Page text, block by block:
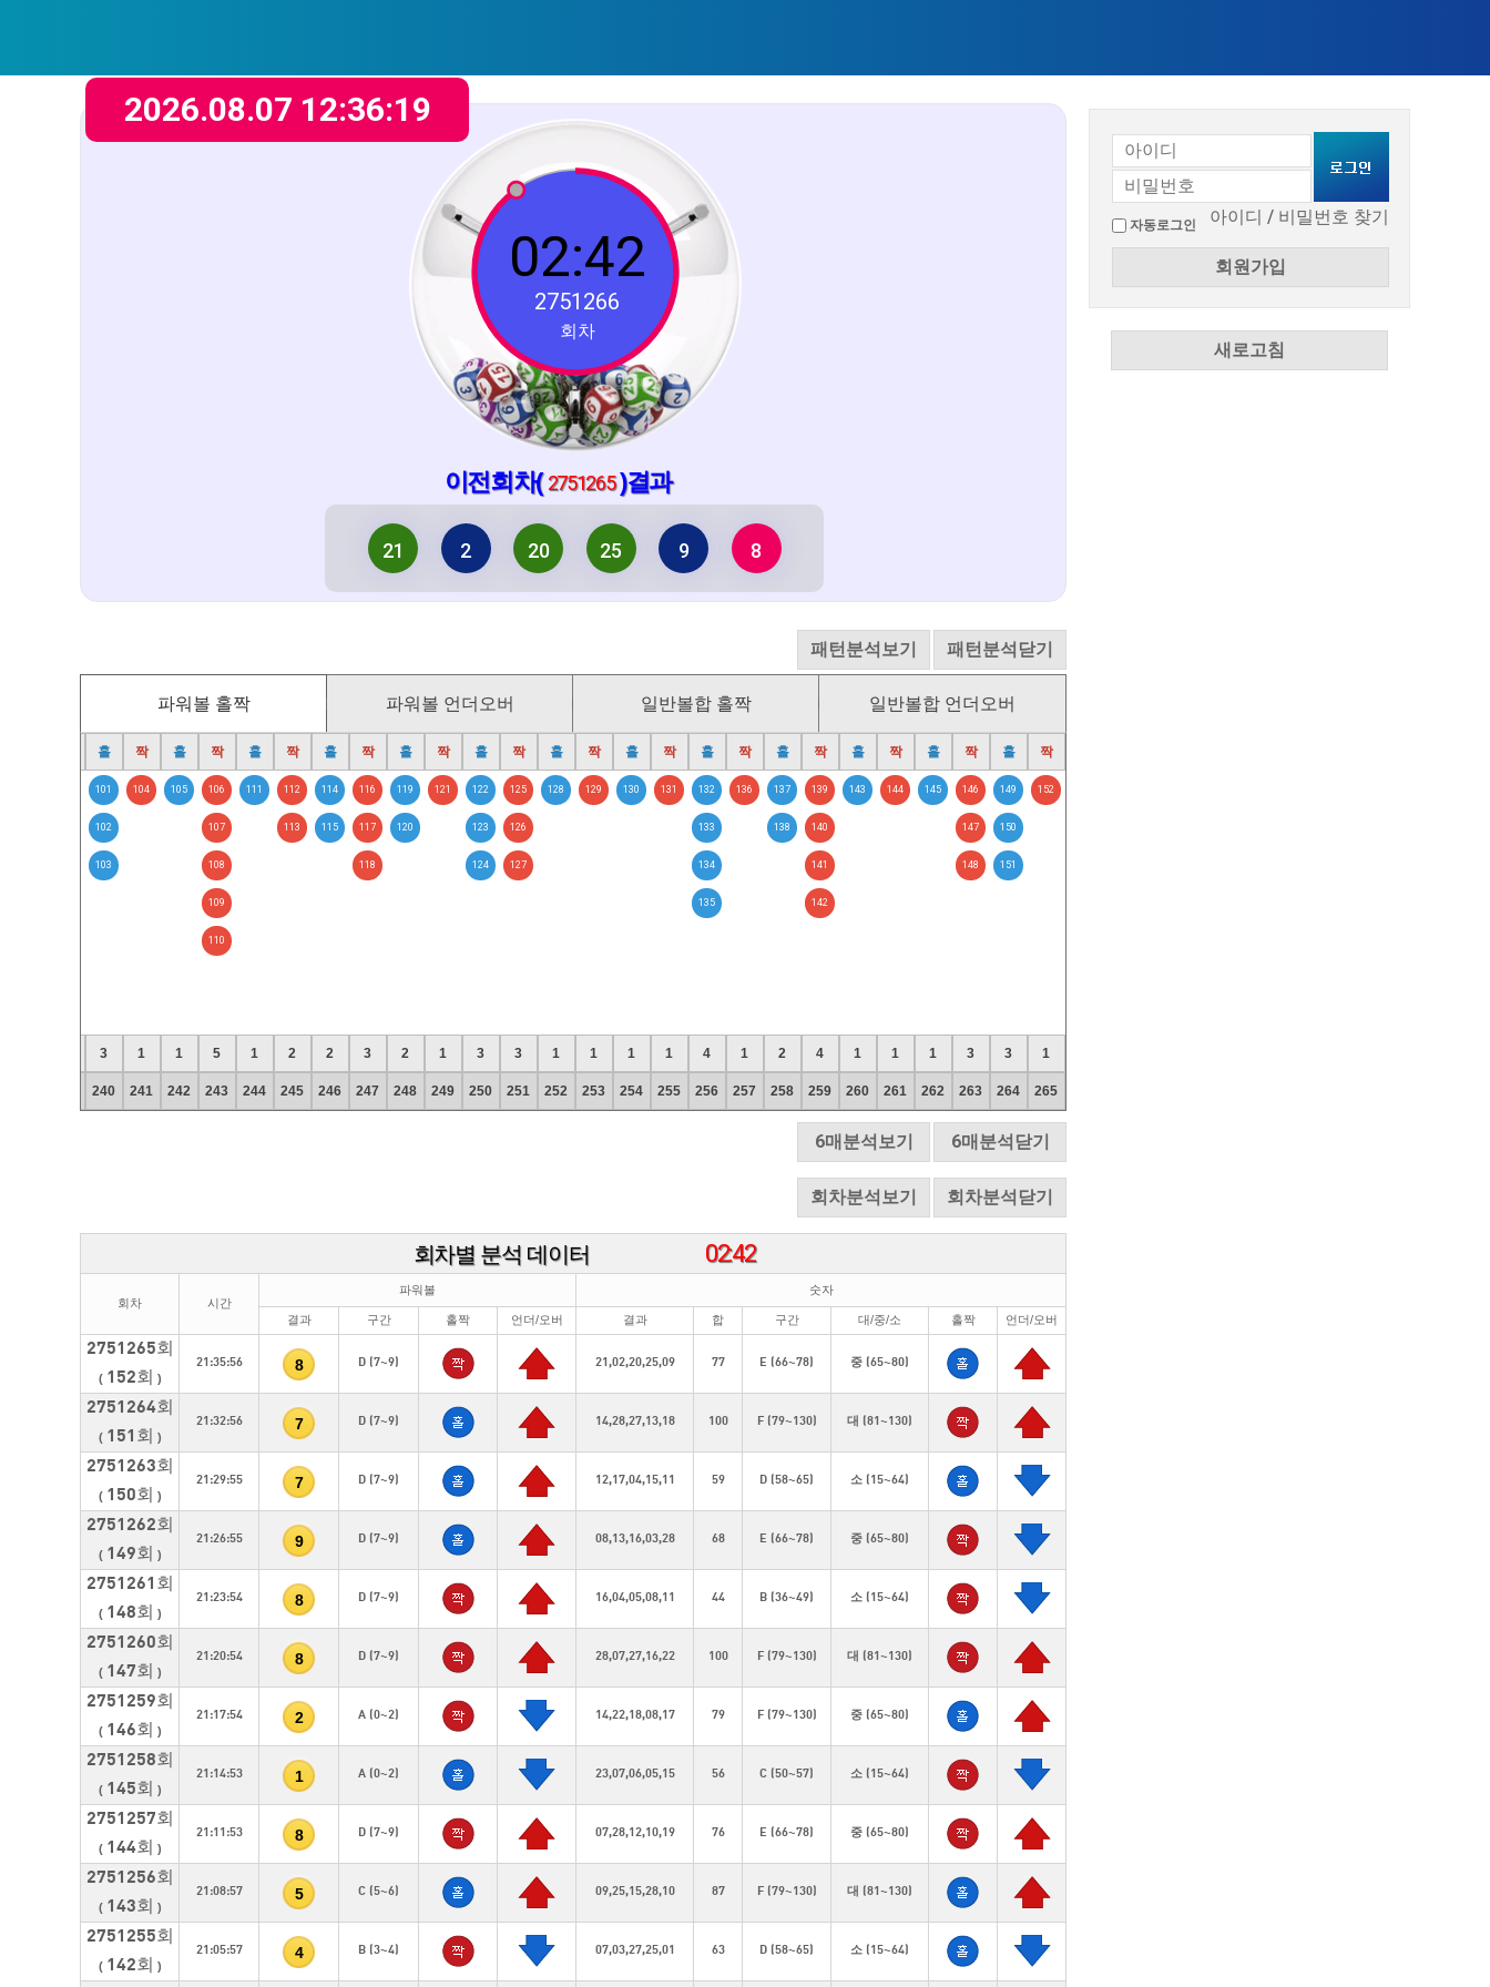
2026.08.07 12:36:19
02:42
2751266
회차
이전회차(2751265)결과
21 2 20 25 9 8
패턴분석보기 패턴분석닫기
파워볼 홀짝 파워볼 언더오버 일반볼합 홀짝 일반볼합 언더오버
홀
101
102
103
3
240
짝
104
1
241
홀
105
1
242
짝
106
107
108
109
110
5
243
홀
111
1
244
짝
112
113
2
245
홀
114
115
2
246
짝
116
117
118
3
247
홀
119
120
2
248
짝
121
1
249
홀
122
123
124
3
250
짝
125
126
127
3
251
홀
128
1
252
짝
129
1
253
홀
130
1
254
짝
131
1
255
홀
132
133
134
135
4
256
짝
136
1
257
홀
137
138
2
258
짝
139
140
141
142
4
259
홀
143
1
260
짝
144
1
261
홀
145
1
262
짝
146
147
148
3
263
홀
149
150
151
3
264
짝
152
1
265
6매분석보기 6매분석닫기
회차분석보기 회차분석닫기
회차별 분석 데이터 02:42
회차 시간
파워볼 숫자
결과 구간 홀짝 언더/오버 결과 합 구간 대/중/소 홀짝 언더/오버
2751265회
( 152회 )
21:35:56 8 D (7~9) 21,02,20,25,09 77 E (66~78) 중 (65~80)
2751264회
( 151회 )
21:32:56 7 D (7~9) 14,28,27,13,18 100 F (79~130) 대 (81~130)
2751263회
( 150회 )
21:29:55 7 D (7~9) 12,17,04,15,11 59 D (58~65) 소 (15~64)
2751262회
( 149회 )
21:26:55 9 D (7~9) 08,13,16,03,28 68 E (66~78) 중 (65~80)
2751261회
( 148회 )
21:23:54 8 D (7~9) 16,04,05,08,11 44 B (36~49) 소 (15~64)
2751260회
( 147회 )
21:20:54 8 D (7~9) 28,07,27,16,22 100 F (79~130) 대 (81~130)
2751259회
( 146회 )
21:17:54 2 A (0~2) 14,22,18,08,17 79 F (79~130) 중 (65~80)
2751258회
( 145회 )
21:14:53 1 A (0~2) 23,07,06,05,15 56 C (50~57) 소 (15~64)
2751257회
( 144회 )
21:11:53 8 D (7~9) 07,28,12,10,19 76 E (66~78) 중 (65~80)
2751256회
( 143회 )
21:08:57 5 C (5~6) 09,25,15,28,10 87 F (79~130) 대 (81~130)
2751255회
( 142회 )
21:05:57 4 B (3~4) 07,03,27,25,01 63 D (58~65) 소 (15~64)
자동로그인 아이디 / 비밀번호 찾기
회원가입
새로고침